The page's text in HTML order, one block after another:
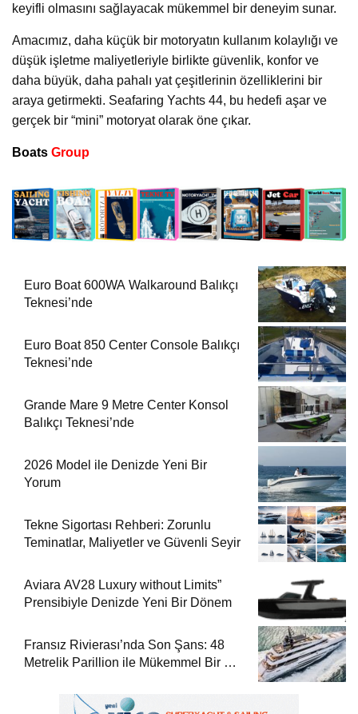
keyifli olmasını sağlayacak mükemmel bir deneyim sunar.
Amacımız, daha küçük bir motoryatın kullanım kolaylığı ve
düşük işletme maliyetleriyle birlikte güvenlik, konfor ve
daha büyük, daha pahalı yat çeşitlerinin özelliklerini bir
araya getirmekti. Seafaring Yachts 44, bu hedefi aşar ve
gerçek bir “mini” motoryat olarak öne çıkar.
Boats Group
Euro Boat 600WA Walkaround Balıkçı
Teknesi’nde
Euro Boat 850 Center Console Balıkçı
Teknesi’nde
Grande Mare 9 Metre Center Konsol
Balıkçı Teknesi’nde
2026 Model ile Denizde Yeni Bir
Yorum
Tekne Sigortası Rehberi: Zorunlu
Teminatlar, Maliyetler ve Güvenli Seyir
Aviara AV28 Luxury without Limits”
Prensibiyle Denizde Yeni Bir Dönem
Fransız Rivierası’nda Son Şans: 48
Metrelik Parillion ile Mükemmel Bir Yat